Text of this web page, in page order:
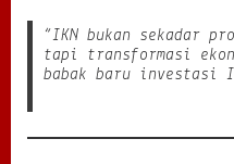
“IKN bukan sekadar
tapi transformasi
babak baru investasi